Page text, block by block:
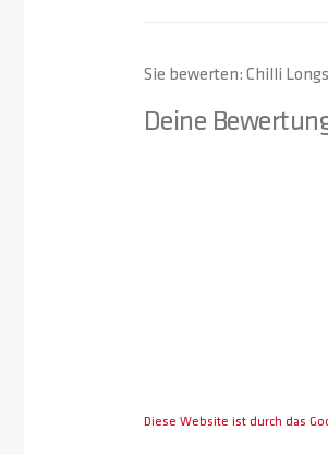
Sie bewerten: Chilli
Deine
Diese Website ist durch das